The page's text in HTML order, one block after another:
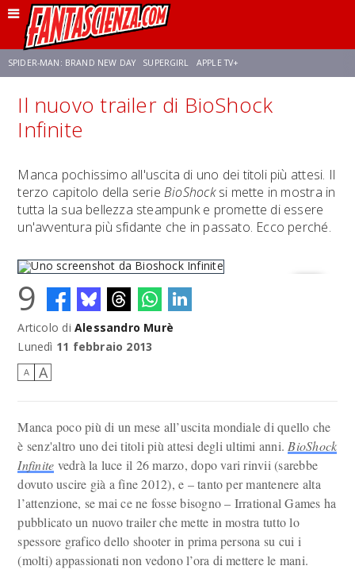
SPIDER-MAN: BRAND NEW DAY SUPERGIRL APPLE TV+
FRANCO RICCIARDIELLO ZENDAYA STAR TREK AVENGERS: DOOMSDAY
Il nuovo trailer di BioShock
Infinite
Manca pochissimo all'uscita di uno dei titoli più attesi. Il
terzo capitolo della serieBioShocksi mette in mostra in
tutta la sua bellezza steampunk e promette di essere
un'avventura più sfidante che in passato. Ecco perché.
Uno screenshot da Bioshock Infinite
9
Articolo di Alessandro Murè
Lunedì 11 febbraio 2013
A A
Manca poco più di un mese all’uscita mondiale di quello che
è senz'altro uno dei titoli più attesi degli ultimi anni. BioShock
Infinite vedrà la luce il 26 marzo, dopo vari rinvii (sarebbe
dovuto uscire già a fine 2012), e – tanto per mantenere alta
l’attenzione, se mai ce ne fosse bisogno – Irrational Games ha
pubblicato un nuovo trailer che mette in mostra tutto lo
spessore grafico dello shooter in prima persona su cui i
(molti) appassionati non vedono l’ora di mettere le mani.